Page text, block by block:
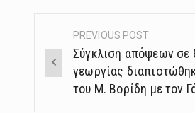
Post
navigation
PREVIOUS POST
Σύγκλιση απόψεων σε
γεωργίας
του Μ. Βορίδη με τον